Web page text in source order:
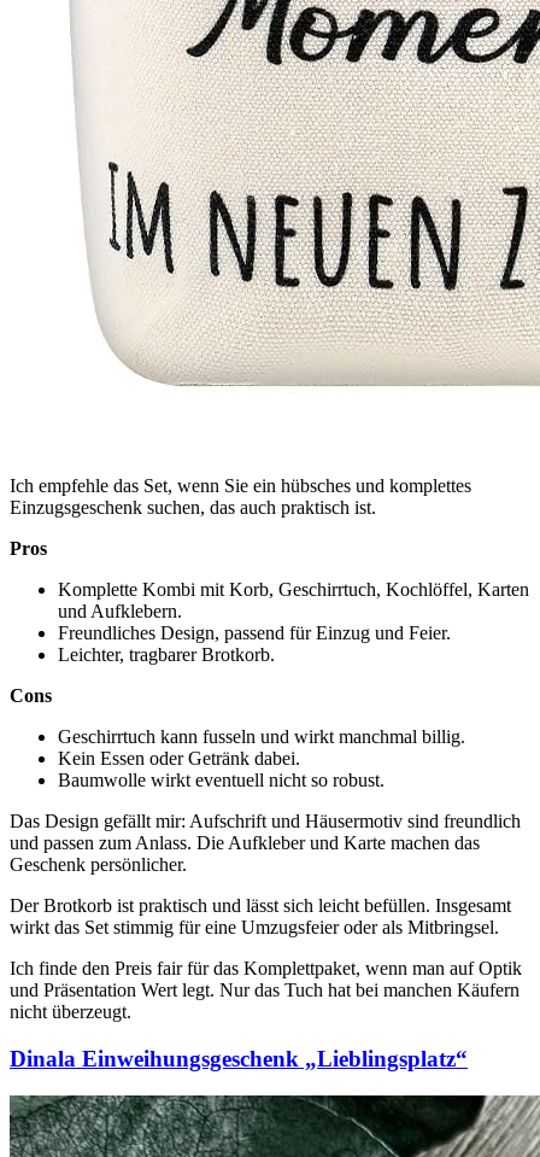
Ich empfehle das Set, wenn Sie ein hübsches und komplettes
Einzugsgeschenk suchen, das auch praktisch ist.
Pros
Komplette Kombi mit Korb, Geschirrtuch, Kochlöffel, Karten
und Aufklebern.
Freundliches Design, passend für Einzug und Feier.
Leichter, tragbarer Brotkorb.
Cons
Geschirrtuch kann fusseln und wirkt manchmal billig.
Kein Essen oder Getränk dabei.
Baumwolle wirkt eventuell nicht so robust.
Das Design gefällt mir: Aufschrift und Häusermotiv sind freundlich
und passen zum Anlass. Die Aufkleber und Karte machen das
Geschenk persönlicher.
Der Brotkorb ist praktisch und lässt sich leicht befüllen. Insgesamt
wirkt das Set stimmig für eine Umzugsfeier oder als Mitbringsel.
Ich finde den Preis fair für das Komplettpaket, wenn man auf Optik
und Präsentation Wert legt. Nur das Tuch hat bei manchen Käufern
nicht überzeugt.
Dinala Einweihungsgeschenk „Lieblingsplatz“